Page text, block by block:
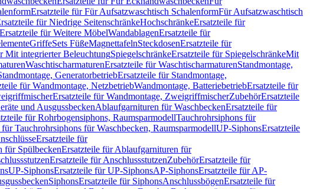
Ersatzteile für Für Aufsatzwaschtisch SchalenformFür Aufsatzwaschtisch
für Niedrige SeitenschränkeHochschränkeErsatzteile für
Ersatzteile für Weitere MöbelWandablagenErsatzteile für
GriffeSets FüßeMagnettafelnSteckdosenErsatzteile für
Mit integrierter BeleuchtungSpiegelschränkeErsatzteile für SpiegelschränkeMit
WaschtischarmaturenErsatzteile für WaschtischarmaturenStandmontage,
GeneratorbetriebErsatzteile für Standmontage,
für Wandmontage, NetzbetriebWandmontage, BatteriebetriebErsatzteile für
Ersatzteile für Wandmontage, ZweigriffmischerZubehörErsatzteile
und AusgussbeckenAblaufgarnituren für WaschbeckenErsatzteile für
für Rohrbogensiphons, RaumsparmodellTauchrohrsiphons für
Tauchrohrsiphons für Waschbecken, RaumsparmodellUP-SiphonsErsatzteile
Ersatzteile für
für SpülbeckenErsatzteile für Ablaufgarnituren für
Ersatzteile für AnschlussstutzenZubehörErsatzteile für
UP-SiphonsErsatzteile für UP-SiphonsAP-SiphonsErsatzteile für AP-
SiphonsErsatzteile für SiphonsAnschlussbögenErsatzteile für